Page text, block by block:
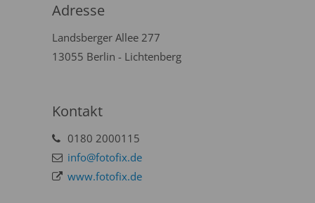
Adresse
Landsberger Allee 277
13055 Berlin - Lichtenberg
Kontakt
0180 2000115
info@fotofix.de
www.fotofix.de